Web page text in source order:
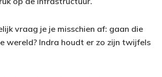
vraag je je misschien af: gaan die
wereld? Indra houdt er zo zijn twijfels